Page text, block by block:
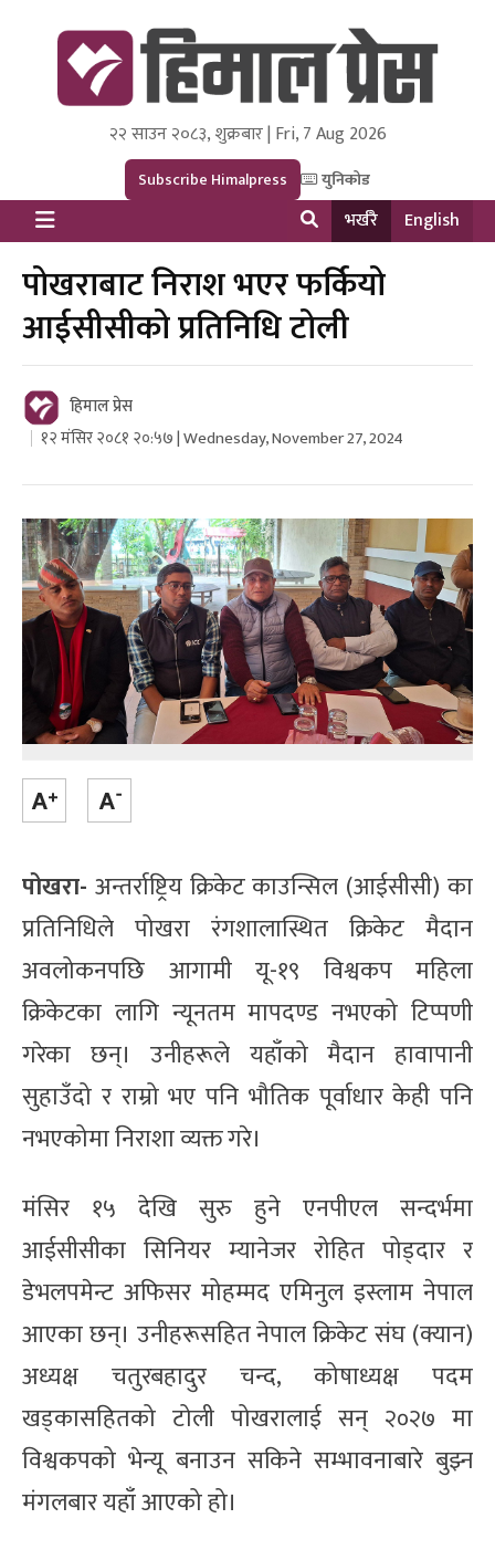
Himal Press
Dot NewsyNepal Media and Research Pvt Ltd.
२२ साउन २०८३, शुक्रबार | Fri, 7 Aug 2026
Subscribe Himalpress युनिकोड
भर्खरै English
पोखराबाट निराश भएर फर्कियो
आईसीसीको प्रतिनिधि टोली
हिमाल प्रेस
१२ मंसिर २०८१ २०:५७ | Wednesday, November 27, 2024
पोखरा- अन्तर्राष्ट्रिय क्रिकेट काउन्सिल (आईसीसी) का
प्रतिनिधिले पोखरा रंगशालास्थित क्रिकेट मैदान
अवलोकनपछि आगामी यू-१९ विश्वकप महिला
क्रिकेटका लागि न्यूनतम मापदण्ड नभएको टिप्पणी
गरेका छन्। उनीहरूले यहाँको मैदान हावापानी
सुहाउँदो र राम्रो भए पनि भौतिक पूर्वाधार केही पनि
नभएकोमा निराशा व्यक्त गरे।
मंसिर १५ देखि सुरु हुने एनपीएल सन्दर्भमा
आईसीसीका सिनियर म्यानेजर रोहित पोड्दार र
डेभलपमेन्ट अफिसर मोहम्मद एमिनुल इस्लाम नेपाल
आएका छन्। उनीहरूसहित नेपाल क्रिकेट संघ (क्यान)
अध्यक्ष चतुरबहादुर चन्द, कोषाध्यक्ष पदम
खड्कासहितको टोली पोखरालाई सन् २०२७ मा
विश्वकपको भेन्यू बनाउन सकिने सम्भावनाबारे बुझ्न
मंगलबार यहाँ आएको हो।